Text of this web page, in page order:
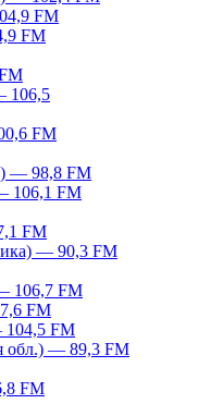
FM
FM
106,5
FM
— 98,8 FM
106,1 FM
FM
— 90,3 FM
106,7 FM
FM
104,5 FM
обл.) — 89,3 FM
FM